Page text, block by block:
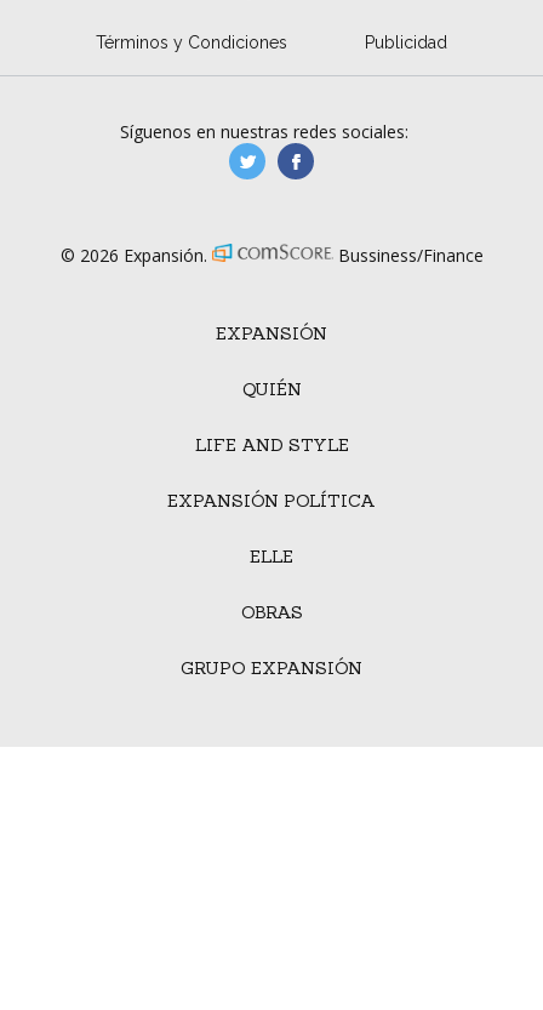
Términos y Condiciones Publicidad
EXPANSIÓN
QUIÉN
LIFE AND STYLE
EXPANSIÓN POLÍTICA
ELLE
OBRAS
GRUPO EXPANSIÓN
Síguenos en nuestras redes sociales:
manufacturaGE
© 2026 Expansión. Bussiness/Finance